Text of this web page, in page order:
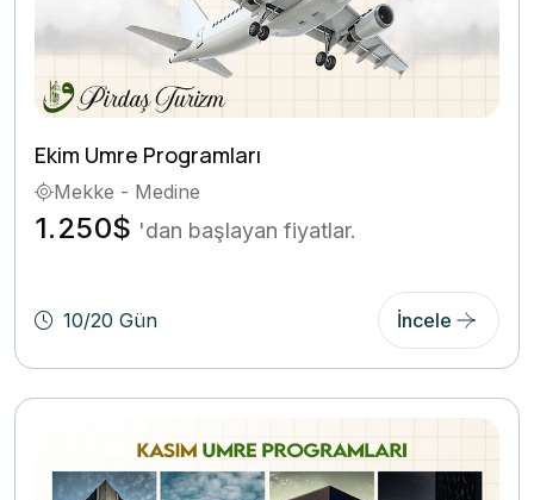
Ekim Umre Programları
Mekke - Medine
1.250$ 'dan başlayan fiyatlar.
10/20 Gün İncele